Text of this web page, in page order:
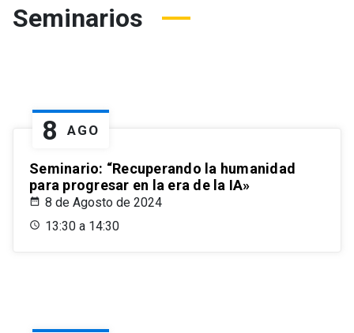
Seminarios
8 AGO
Seminario: “Recuperando la humanidad
para progresar en la era de la IA»
8 de Agosto de 2024
13:30 a 14:30